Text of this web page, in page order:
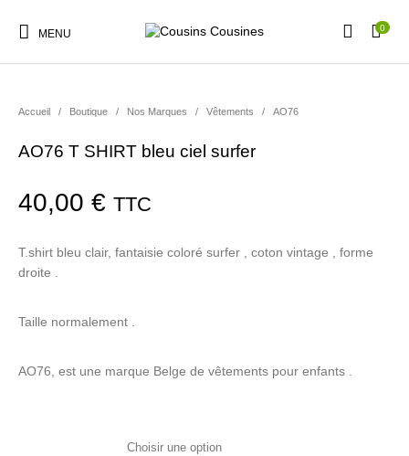
MENU 0
Vêtements Garçons Accessoires Nos Marques
Accueil / Boutique / Nos Marques / Vêtements / AO76
AO76 T SHIRT bleu ciel surfer
40,00€ TTC
T.shirt bleu clair, fantaisie coloré surfer , coton vintage , forme
droite .
Taille normalement .
AO76, est une marque Belge de vêtements pour enfants .